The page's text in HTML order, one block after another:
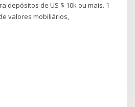
depósitos de US $ 10k ou mais. 1
valores mobiliários,